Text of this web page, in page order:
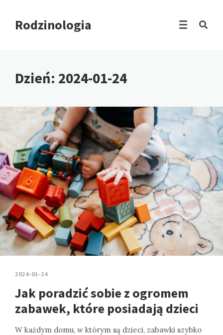
Rodzinologia
Dzień: 2024-01-24
2024-01-24
Jak poradzić sobie z ogromem
zabawek, które posiadają dzieci
W każdym domu, w którym są dzieci, zabawki szybko